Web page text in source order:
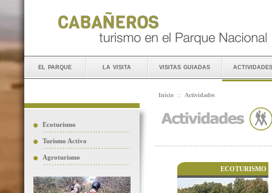
el parque la visita visitas guiadas actividades
Ecoturismo
Turismo Activo
Agroturismo
Inicio :: Actividades
ECOTURISMO